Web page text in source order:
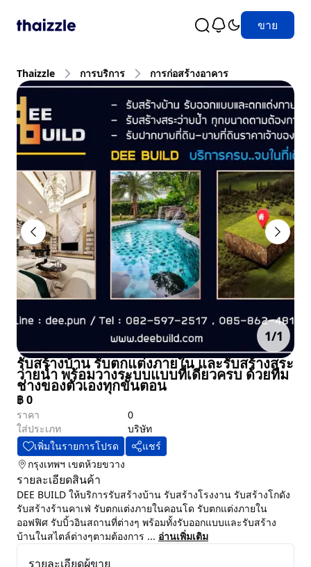
ขาย
Thaizzle การบริการ การก่อสร้างอาคาร
1/1
รับสร้างบ้าน รับตกแต่งภายใน และรับสร้างสระ
ว่ายน้ำ พร้อมวางระบบแบบที่เดียวครบ ด้วยทีม
ช่างของตัวเองทุกขั้นตอน
฿0
ราคา
0
ใส่ประเภท
บริษัท
เพิ่มในรายการโปรด
แชร์
กรุงเทพฯ เขตห้วยขวาง
รายละเอียดสินค้า
DEE BUILD ให้บริการรับสร้างบ้าน รับสร้างโรงงาน รับสร้างโกดัง
รับสร้างร้านคาเฟ่ รับตกแต่งภายในคอนโด รับตกแต่งภายใน
ออฟฟิศ รับบิ้วอินสถานที่ต่างๆ พร้อมทั้งรับออกแบบและรับสร้าง
บ้านในสไตล์ต่างๆตามต้องการ ... อ่านเพิ่มเติม
รายละเอียดผู้ขาย